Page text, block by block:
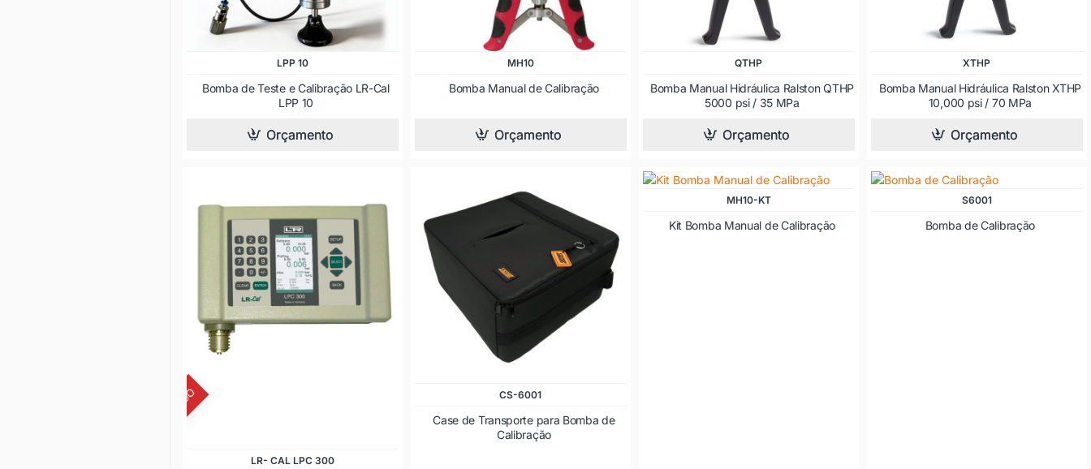
LPP 10
Bomba de Teste e Calibração LR-Cal
LPP 10
Orçamento
MH10
Bomba Manual de Calibração
Orçamento
QTHP
Bomba Manual Hidráulica Ralston QTHP
5000 psi / 35 MPa
Orçamento
XTHP
Bomba Manual Hidráulica Ralston XTHP
10,000 psi / 70 MPa
Orçamento
DESCONTINUADO
LR- CAL LPC 300
CS-6001
Case de Transporte para Bomba de
Calibração
MH10-KT
Kit Bomba Manual de Calibração
S6001
Bomba de Calibração